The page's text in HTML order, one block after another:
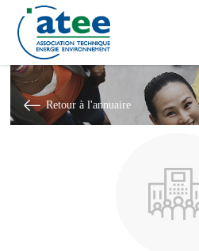
Aller
contenu
principal
Retour à l'annuaire
Panneau de gestion des cookies